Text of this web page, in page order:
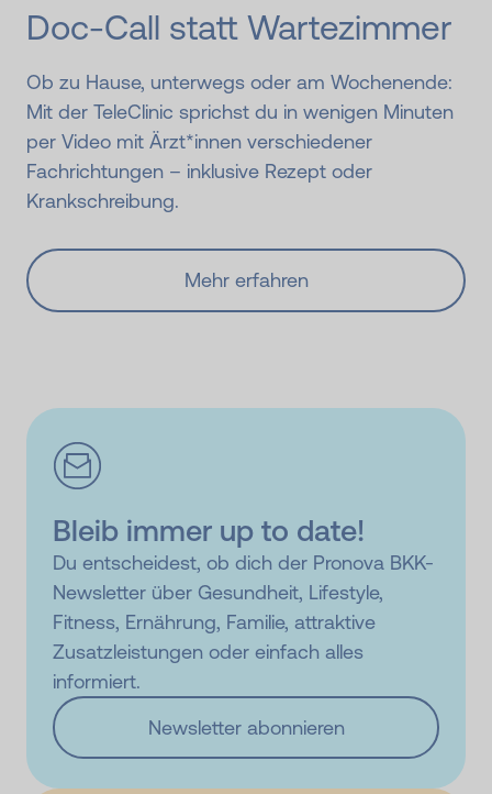
Doc-Call statt Wartezimmer
Ob zu Hause, unterwegs oder am Wochenende:
Mit der TeleClinic sprichst du in wenigen Minuten
per Video mit Ärzt*innen verschiedener
Fachrichtungen – inklusive Rezept oder
Krankschreibung.
Mehr erfahren
Bleib immer up to date!
Du entscheidest, ob dich der Pronova BKK-
Newsletter über Gesundheit, Lifestyle,
Fitness, Ernährung, Familie, attraktive
Zusatzleistungen oder einfach alles
informiert.
Newsletter abonnieren